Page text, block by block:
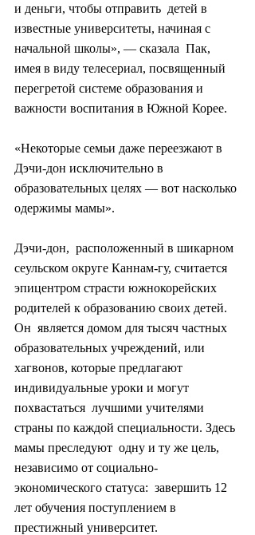
и деньги, чтобы отправить  детей в
известные университеты, начиная с
начальной школы», — сказала  Пак,
имея в виду телесериал, посвященный
перегретой системе образования и
важности воспитания в Южной Корее.
«Некоторые семьи даже переезжают в
Дэчи-дон исключительно в
образовательных целях — вот насколько
одержимы мамы».
Дэчи-дон,  расположенный в шикарном
сеульском округе Каннам-гу, считается
эпицентром страсти южнокорейских
родителей к образованию своих детей.
Он  является домом для тысяч частных
образовательных учреждений, или
хагвонов, которые предлагают
индивидуальные уроки и могут
похвастаться  лучшими учителями
страны по каждой специальности. Здесь
мамы преследуют  одну и ту же цель,
независимо от социально-
экономического статуса:  завершить 12
лет обучения поступлением в
престижный университет.